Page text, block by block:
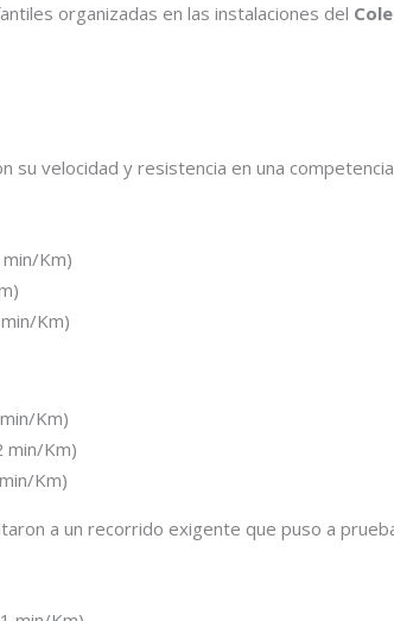
organizadas en las instalaciones del
su velocidad y resistencia en una
Km)
Km)
Km)
min/Km)
Km)
a un recorrido exigente que puso a